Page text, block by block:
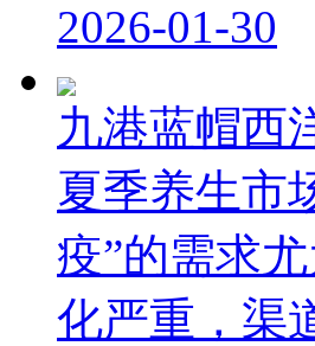
2026-01-30
九港蓝帽西
夏季养生市
疫”的需求
化严重，渠